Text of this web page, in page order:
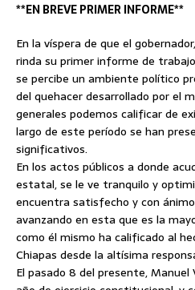
**EN BREVE PRIMER INFORME**
En la víspera de que el
rinda su primer informe de
se percibe un ambiente político
del quehacer desarrollado por el
generales podemos calificar de
largo de este período se han
significativos.
En los actos públicos a donde
estatal, se le ve tranquilo y
encuentra satisfecho y con
avanzando en esta que es la
como él mismo ha calificado al
Chiapas desde la altísima
El pasado 8 del presente,